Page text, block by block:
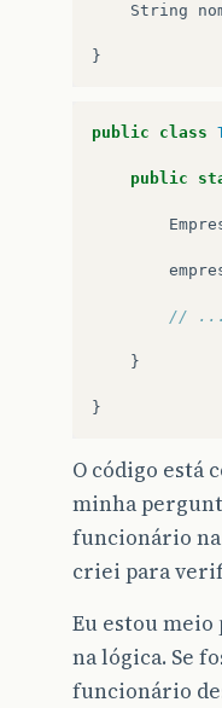
String
}
public class
public
// ...
}
}
O código está
minha
funcionário na
criei para
Eu estou
na lógica. Se
funcionário